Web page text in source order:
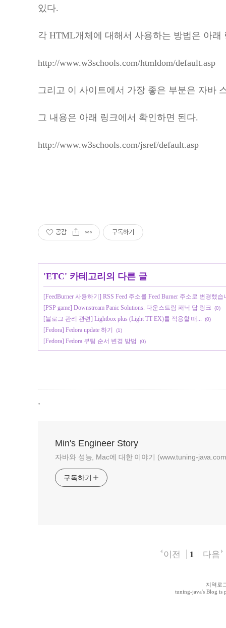
있다.
각 HTML개체에 대해서 사용하는 방법은 아래
http://www.w3schools.com/htmldom/default.asp
그리고 이 사이트에서 가장 좋은 부분은 자바
그 내용은 아래 링크에서 확인하면 된다.
http://www.w3schools.com/jsref/default.asp
공감 구독하기
'ETC' 카테고리의 다른 글
[FeedBurner 사용하기] RSS Feed 주소를 Feed Burner 주소로 변경했
[PSP game] Downstream Panic Solutions. 다운스트림 패닉 답 링크
(0)
[블로그 관리 관련] Lightbox plus (Light TT EX)를 적용할 때... (0)
[Fedora] Fedora update 하기 (1)
[Fedora] Fedora 부팅 순서 변경 방법 (0)
,
Min's Engineer Story
자바와 성능, Mac에 대한 이야기 (www.tuning-
구독하기
이전 1 다음
지역로
tuning-java's Blog is